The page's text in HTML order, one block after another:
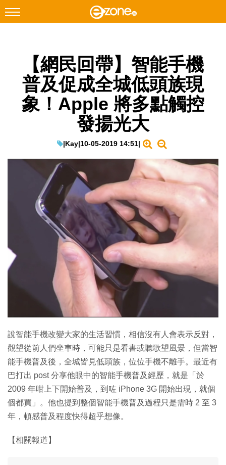
Facebook Instagram
科技焦點
網絡生活
EduTech
生成式AI與雲端應用
Enterprise Digital Transformation
【網民回帶】智能手機
普及促成全城低頭族現
象！Apple 將多點觸控
發揚光大
|Kay|10-05-2019 14:51|
說智能手機改變大家的生活習慣，相信沒有人會表示反對，
觀望從前人們坐車時，可能只是看書或聽歌望風景，但當智
能手機普及後，全城皆見低頭族，位位手機不離手。最近有
巴打出 post 分享他眼中的智能手機普及經歷，就是「於
2009 年咁上下開始普及，到咗 iPhone 3G 開始出現，就個
個都買」。他也提到整個智能手機普及過程只是需時 2 至 3
年，頓感普及程度快得超乎想像。
【相關報道】